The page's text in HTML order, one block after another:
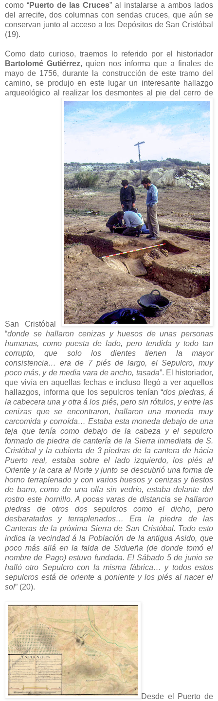
como “Puerto de las Cruces” al instalarse a ambos lados
del arrecife, dos columnas con sendas cruces, que aún se
conservan junto al acceso a los Depósitos de San Cristóbal
(19).
Como dato curioso, traemos lo referido por el historiador
Bartolomé Gutiérrez, quien nos informa que a finales de
mayo de 1756, durante la construcción de este tramo del
camino, se produjo en este lugar un interesante hallazgo
arqueológico al realizar los desmontes al pie del cerro de
San Cristóbal
“donde se hallaron cenizas y huesos de unas personas
humanas, como puesta de lado, pero tendida y todo tan
corrupto, que solo los dientes tienen la mayor
consistencia… era de 7 piés de largo, el Sepulcro, muy
poco más, y de media vara de ancho, tasada”. El historiador,
que vivía en aquellas fechas e incluso llegó a ver aquellos
hallazgos, informa que los sepulcros tenían “dos piedras, á
la cabecera una y otra á los piés, pero sin rótulos, y entre las
cenizas que se encontraron, hallaron una moneda muy
carcomida y corroída… Estaba esta moneda debajo de una
teja que tenía como debajo de la cabeza y el sepulcro
formado de piedra de cantería de la Sierra inmediata de S.
Cristóbal y la cubierta de 3 piedras de la cantera de hácia
Puerto real, estaba sobre el lado izquierdo, los piés al
Oriente y la cara al Norte y junto se descubrió una forma de
horno terraplenado y con varios huesos y cenizas y tiestos
de barro, como de una olla sin vedrío, estaba delante del
rostro este hornillo. A pocas varas de distancia se hallaron
piedras de otros dos sepulcros como el dicho, pero
desbaratados y terraplenados… Era la piedra de las
Canteras de la próxima Sierra de San Cristóbal. Todo esto
indica la vecindad á la Población de la antigua Asido, que
poco más allá en la falda de Sidueña (de donde tomó el
nombre de Pago) estuvo fundada. El Sábado 5 de junio se
halló otro Sepulcro con la misma fábrica… y todos estos
sepulcros está de oriente a poniente y los piés al nacer el
sol” (20).
Desde el Puerto de